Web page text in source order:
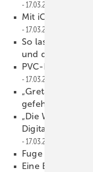
17.03.2022
Mit iCOR und
17.03.2022
So lassen sich
und dämmen
PVC-Recycling
17.03.2022
„Greta ist das
gefehlt hat“
„Die Window.ID
Digitalisierung
17.03.2022
Fuge oder
Eine ETA-